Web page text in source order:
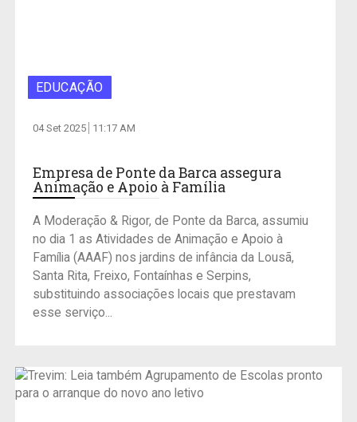
EDUCAÇÃO
04 Set 2025 11:17 AM
Empresa de Ponte da Barca assegura
Animação e Apoio à Família
A Moderação & Rigor, de Ponte da Barca, assumiu
no dia 1 as Atividades de Animação e Apoio à
Família (AAAF) nos jardins de infância da Lousã,
Santa Rita, Freixo, Fontaínhas e Serpins,
substituindo associações locais que prestavam
esse serviço...